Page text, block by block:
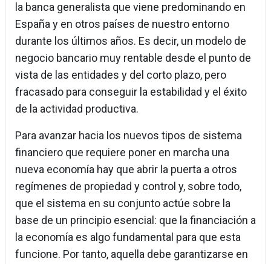
la banca generalista que viene predominando en
España y en otros países de nuestro entorno
durante los últimos años. Es decir, un modelo de
negocio bancario muy rentable desde el punto de
vista de las entidades y del corto plazo, pero
fracasado para conseguir la estabilidad y el éxito
de la actividad productiva.
Para avanzar hacia los nuevos tipos de sistema
financiero que requiere poner en marcha una
nueva economía hay que abrir la puerta a otros
regímenes de propiedad y control y, sobre todo,
que el sistema en su conjunto actúe sobre la
base de un principio esencial: que la financiación a
la economía es algo fundamental para que esta
funcione. Por tanto, aquella debe garantizarse en